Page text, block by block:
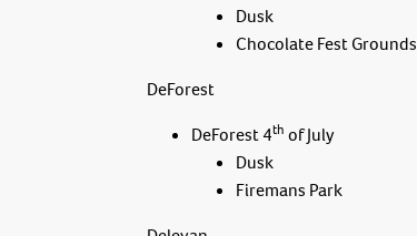
Dusk
Chocolate Fest Grounds
DeForest
DeForest 4th of July
Dusk
Firemans Park